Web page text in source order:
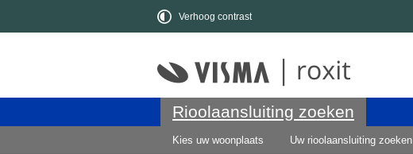
Verhoog contrast
Rioolaansluiting zoeken
Kies uw woonplaats Uw rioolaansluiting zoeken